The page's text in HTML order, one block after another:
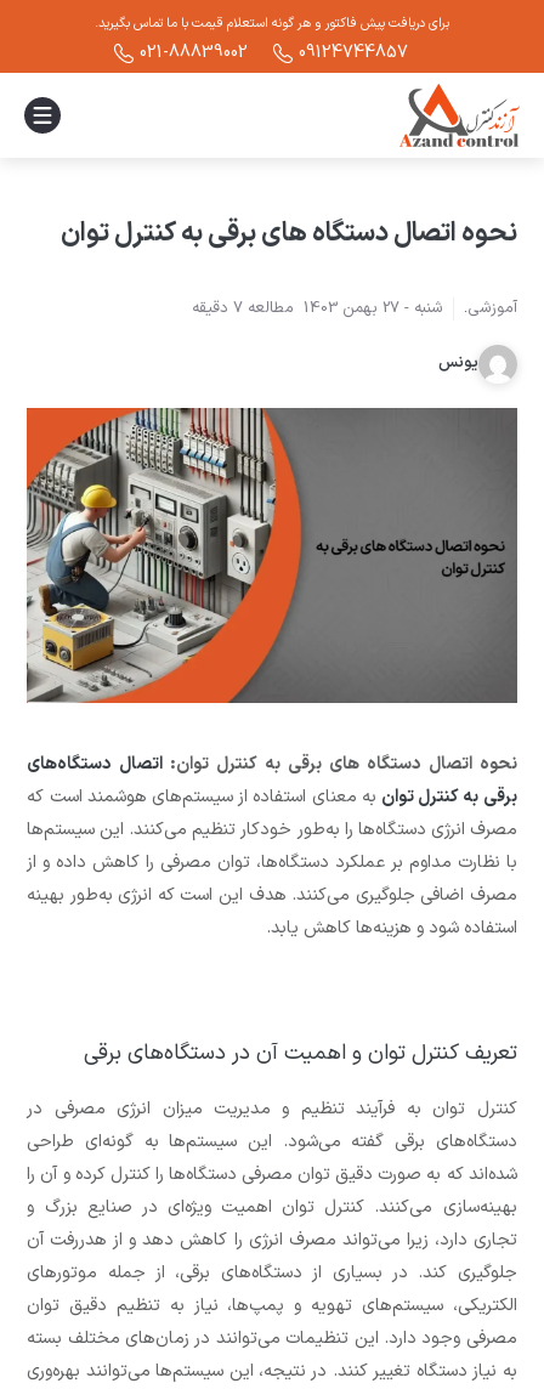
برای دریافت پیش فاکتور و هر گونه استعلام قیمت با ما تماس بگیرید.
09124744857
021-88839002
نحوه اتصال دستگاه های برقی به کنترل توان
آموزشی. شنبه -27 بهمن 1403 مطالعه7 دقیقه
یونس
نحوه اتصال دستگاه های برقی به کنترل توان: اتصال دستگاه‌های
برقی به کنترل توان به معنای استفاده از سیستم‌های هوشمند است که
مصرف انرژی دستگاه‌ها را به‌طور خودکار تنظیم می‌کنند. این سیستم‌ها
با نظارت مداوم بر عملکرد دستگاه‌ها، توان مصرفی را کاهش داده و از
مصرف اضافی جلوگیری می‌کنند. هدف این است که انرژی به‌طور بهینه
استفاده شود و هزینه‌ها کاهش یابد.
تعریف کنترل توان و اهمیت آن در دستگاه‌های برقی
کنترل توان به فرآیند تنظیم و مدیریت میزان انرژی مصرفی در
دستگاه‌های برقی گفته می‌شود. این سیستم‌ها به گونه‌ای طراحی
شده‌اند که به صورت دقیق توان مصرفی دستگاه‌ها را کنترل کرده و آن را
بهینه‌سازی می‌کنند. کنترل توان اهمیت ویژه‌ای در صنایع بزرگ و
تجاری دارد، زیرا می‌تواند مصرف انرژی را کاهش دهد و از هدررفت آن
جلوگیری کند. در بسیاری از دستگاه‌های برقی، از جمله موتورهای
الکتریکی، سیستم‌های تهویه و پمپ‌ها، نیاز به تنظیم دقیق توان
مصرفی وجود دارد. این تنظیمات می‌توانند در زمان‌های مختلف بسته
به نیاز دستگاه تغییر کنند. در نتیجه، این سیستم‌ها می‌توانند بهره‌وری